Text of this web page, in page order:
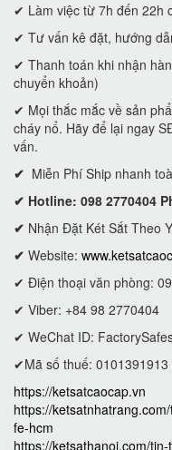
✔ Làm việc từ 7h đến 22h
✔ Tư vấn kê đặt, hướng
✔ Thanh toán khi nhận
chuyển khoản)
✔ Mọi thắc mắc về sản
cháy nổ. Hãy để lại ngay
vấn.
✔ Miễn Phí Ship nhanh
✔ Hotline: 098 2770404
✔ Nhận Đặt Két Sắt Theo
✔ Website:
✔ Điện thoại văn phòng:
✔ Viber: +84 98 2770404
✔ WeChat ID:
✔Mã số thuế: 0101391913
https://ketsatcaocap.vn
https://
fe-hcm
https://ketsathanoi.com/